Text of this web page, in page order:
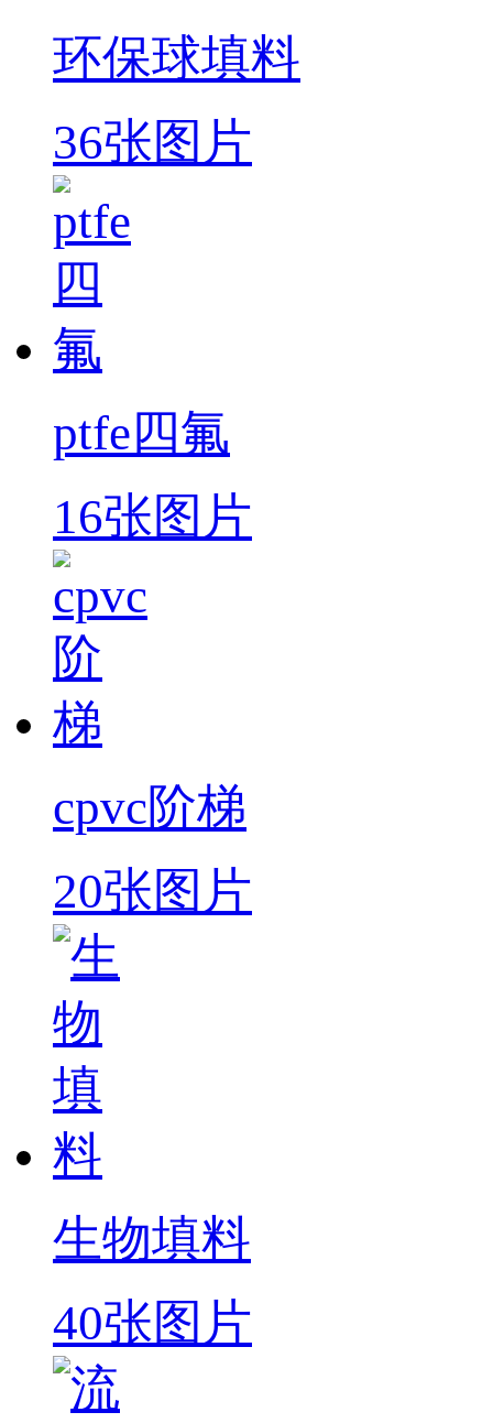
环保球填料
36张图片
ptfe四氟
16张图片
cpvc阶梯
20张图片
生物填料
40张图片